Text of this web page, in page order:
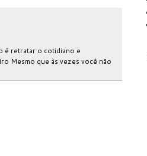
é retratar o cotidiano e
Mesmo que às vezes você não